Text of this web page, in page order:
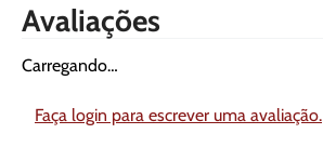
Avaliações
Carregando…
Faça login para escrever uma avaliação.